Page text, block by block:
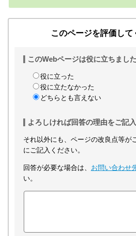
このページを評価して
このWebページは役に立ちまし
役に立った
役に立たなかった
どちらとも言えない
よろしければ回答の理由をご記
それ以外にも、ページの改良点等が
にご記入ください。
回答が必要な場合は、 お問い合わせ
い。